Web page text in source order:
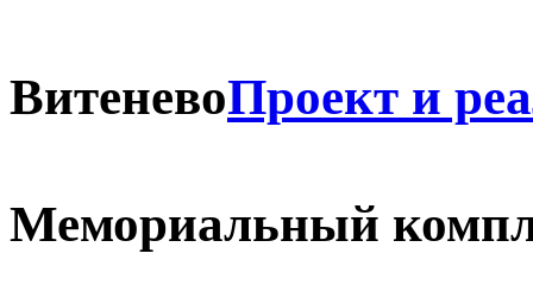
ВитеневоПроект и
Мемориальный